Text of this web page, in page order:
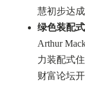
慧初步达
绿色装配
Arthur
力装配式
财富论坛